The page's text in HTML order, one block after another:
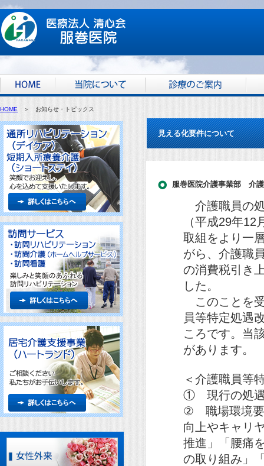
HOME ＞ お知らせ・トピックス
見える化要件について
服巻医院介護事業部 介
介護職員の
（平成29年
取組をより一
がら、介護職
の消費税引き
した。
このことを
員等特定処遇
ころです。当
があります。
＜介護職員等
① 現行の処遇
② 職場環境要
向上やキャリ
推進」「腰痛
の取り組み」